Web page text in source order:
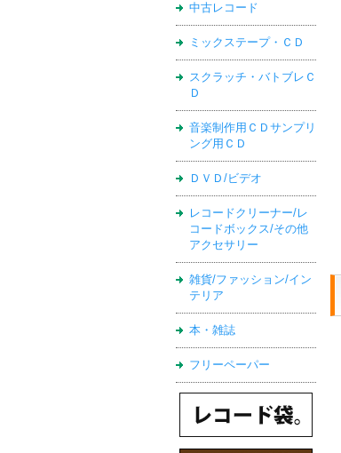
中古レコード
ミックステープ・ＣＤ
スクラッチ・バトブレＣ
Ｄ
音楽制作用ＣＤサンプリ
ング用ＣＤ
ＤＶＤ/ビデオ
レコードクリーナー/レ
コードボックス/その他
アクセサリー
雑貨/ファッション/イン
テリア
本・雑誌
フリーペーパー